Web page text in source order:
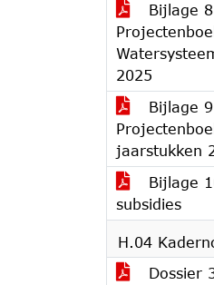
Bijlage
2025
Bijlage
jaarstukken
Bijlage
subsidies
H.04
Dossier